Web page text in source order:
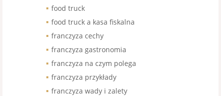
food truck
food truck a kasa fiskalna
franczyza cechy
franczyza gastronomia
franczyza na czym polega
franczyza przykłady
franczyza wady i zalety